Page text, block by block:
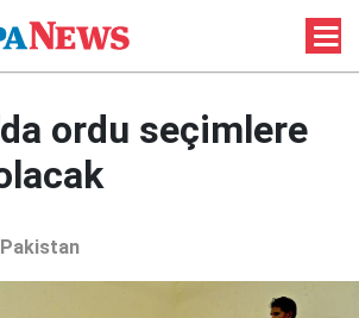
ordu seçimlere
Pakistan